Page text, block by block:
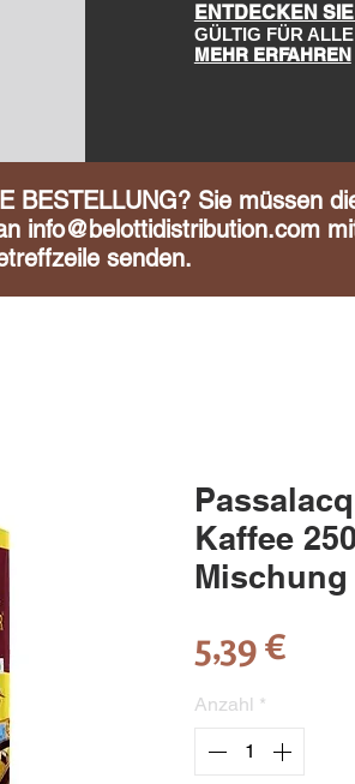
ENTDECKEN
GÜLTIG FÜR
MEHR ERFAHREN
BESTELLUNG? Sie müssen
info@belottidistribution.com
senden.
Kaffee
Mischung
5,39 €
Anzahl *